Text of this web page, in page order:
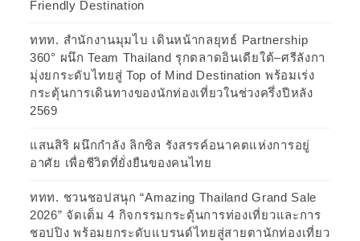
Friendly Destination
ททท. สำนักงานมุมไบ เดินหน้ากลยุทธ์ Partnership
360° ผนึก Team Thailand รุกตลาดอินเดียใต้–ศรีลังกา
มุ่งยกระดับไทยสู่ Top of Mind Destination พร้อมเร่ง
กระตุ้นการเดินทางของนักท่องเที่ยวในช่วงครึ่งปีหลัง
2569
แสนสิริ ผนึกกำลัง ลิกซิล รังสรรค์อนาคตแห่งการอยู่
อาศัย เพื่อชีวิตที่ยั่งยืนของคนไทย
ททท. ชวนชอปสนุก “Amazing Thailand Grand Sale
2026” จัดเต็ม 4 กิจกรรมกระตุ้นการท่องเที่ยวและการ
ชอปปิง พร้อมยกระดับแบรนด์ไทยสู่สายตานักท่องเที่ยว